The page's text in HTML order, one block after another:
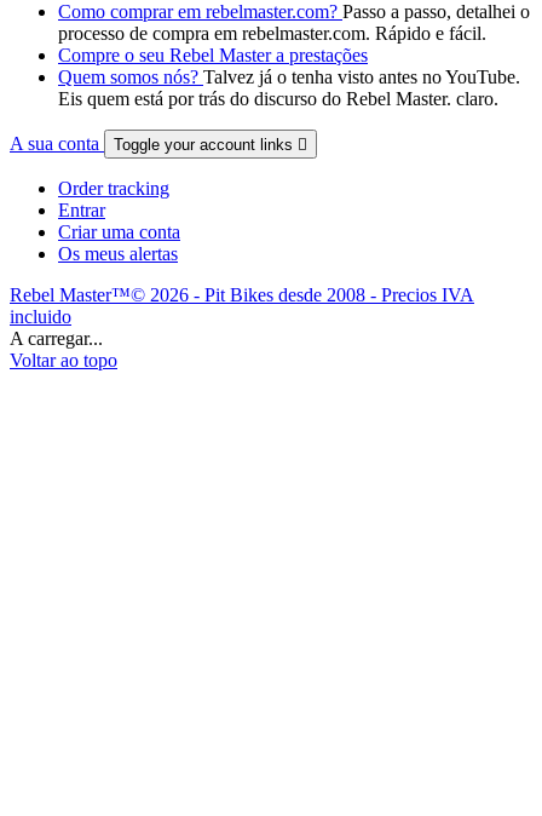
Como comprar em rebelmaster.com? Passo a passo, detalhei o
processo de compra em rebelmaster.com. Rápido e fácil.
Compre o seu Rebel Master a prestações
Quem somos nós? Talvez já o tenha visto antes no YouTube.
Eis quem está por trás do discurso do Rebel Master. claro.
A sua conta Toggle your account links 
Order tracking
Entrar
Criar uma conta
Os meus alertas
Rebel Master™© 2026 - Pit Bikes desde 2008 - Precios IVA
incluido
A carregar...
Voltar ao topo